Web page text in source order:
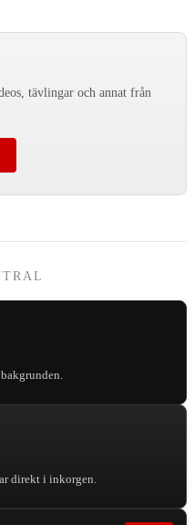
tävlingar och annat från
direkt i inkorgen.